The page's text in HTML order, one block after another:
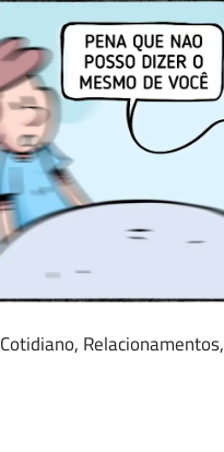
Cotidiano,Relacionamentos,